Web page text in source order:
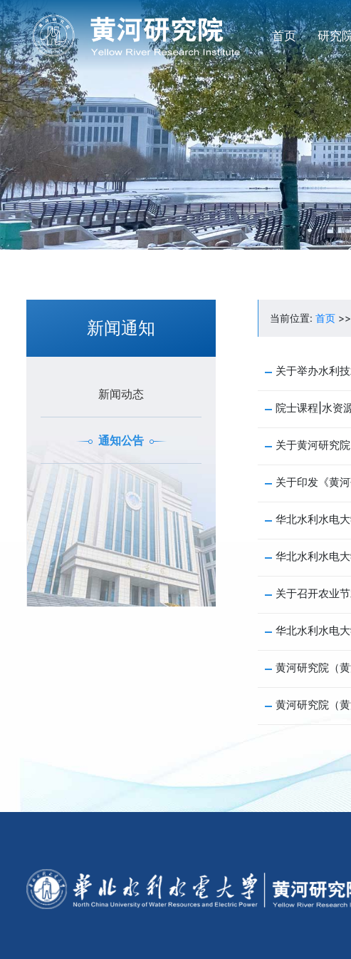
首页 研究
新闻通知
新闻动态
通知公告
当前位置: 首页 >>
关于举办水利
院士课程|水资
关于黄河研究
关于印发《黄
华北水利水电
华北水利水电
关于召开农业
华北水利水电
黄河研究院（
黄河研究院（